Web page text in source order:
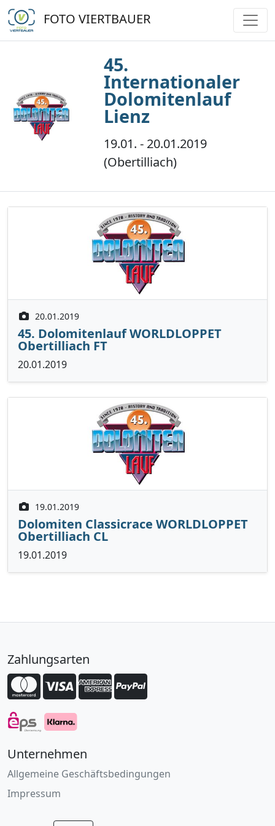
FOTO VIERTBAUER
45.
Internationaler
Dolomitenlauf
Lienz
19.01. - 20.01.2019
(Obertilliach)
20.01.2019
45. Dolomitenlauf WORLDLOPPET
Obertilliach FT
20.01.2019
19.01.2019
Dolomiten Classicrace WORLDLOPPET
Obertilliach CL
19.01.2019
Zahlungsarten
Unternehmen
Allgemeine Geschäftsbedingungen
Impressum